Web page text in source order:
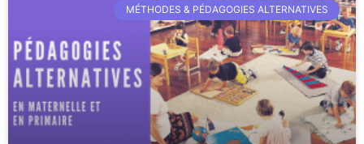
MÉTHODES & PÉDAGOGIES ALTERNATIVES